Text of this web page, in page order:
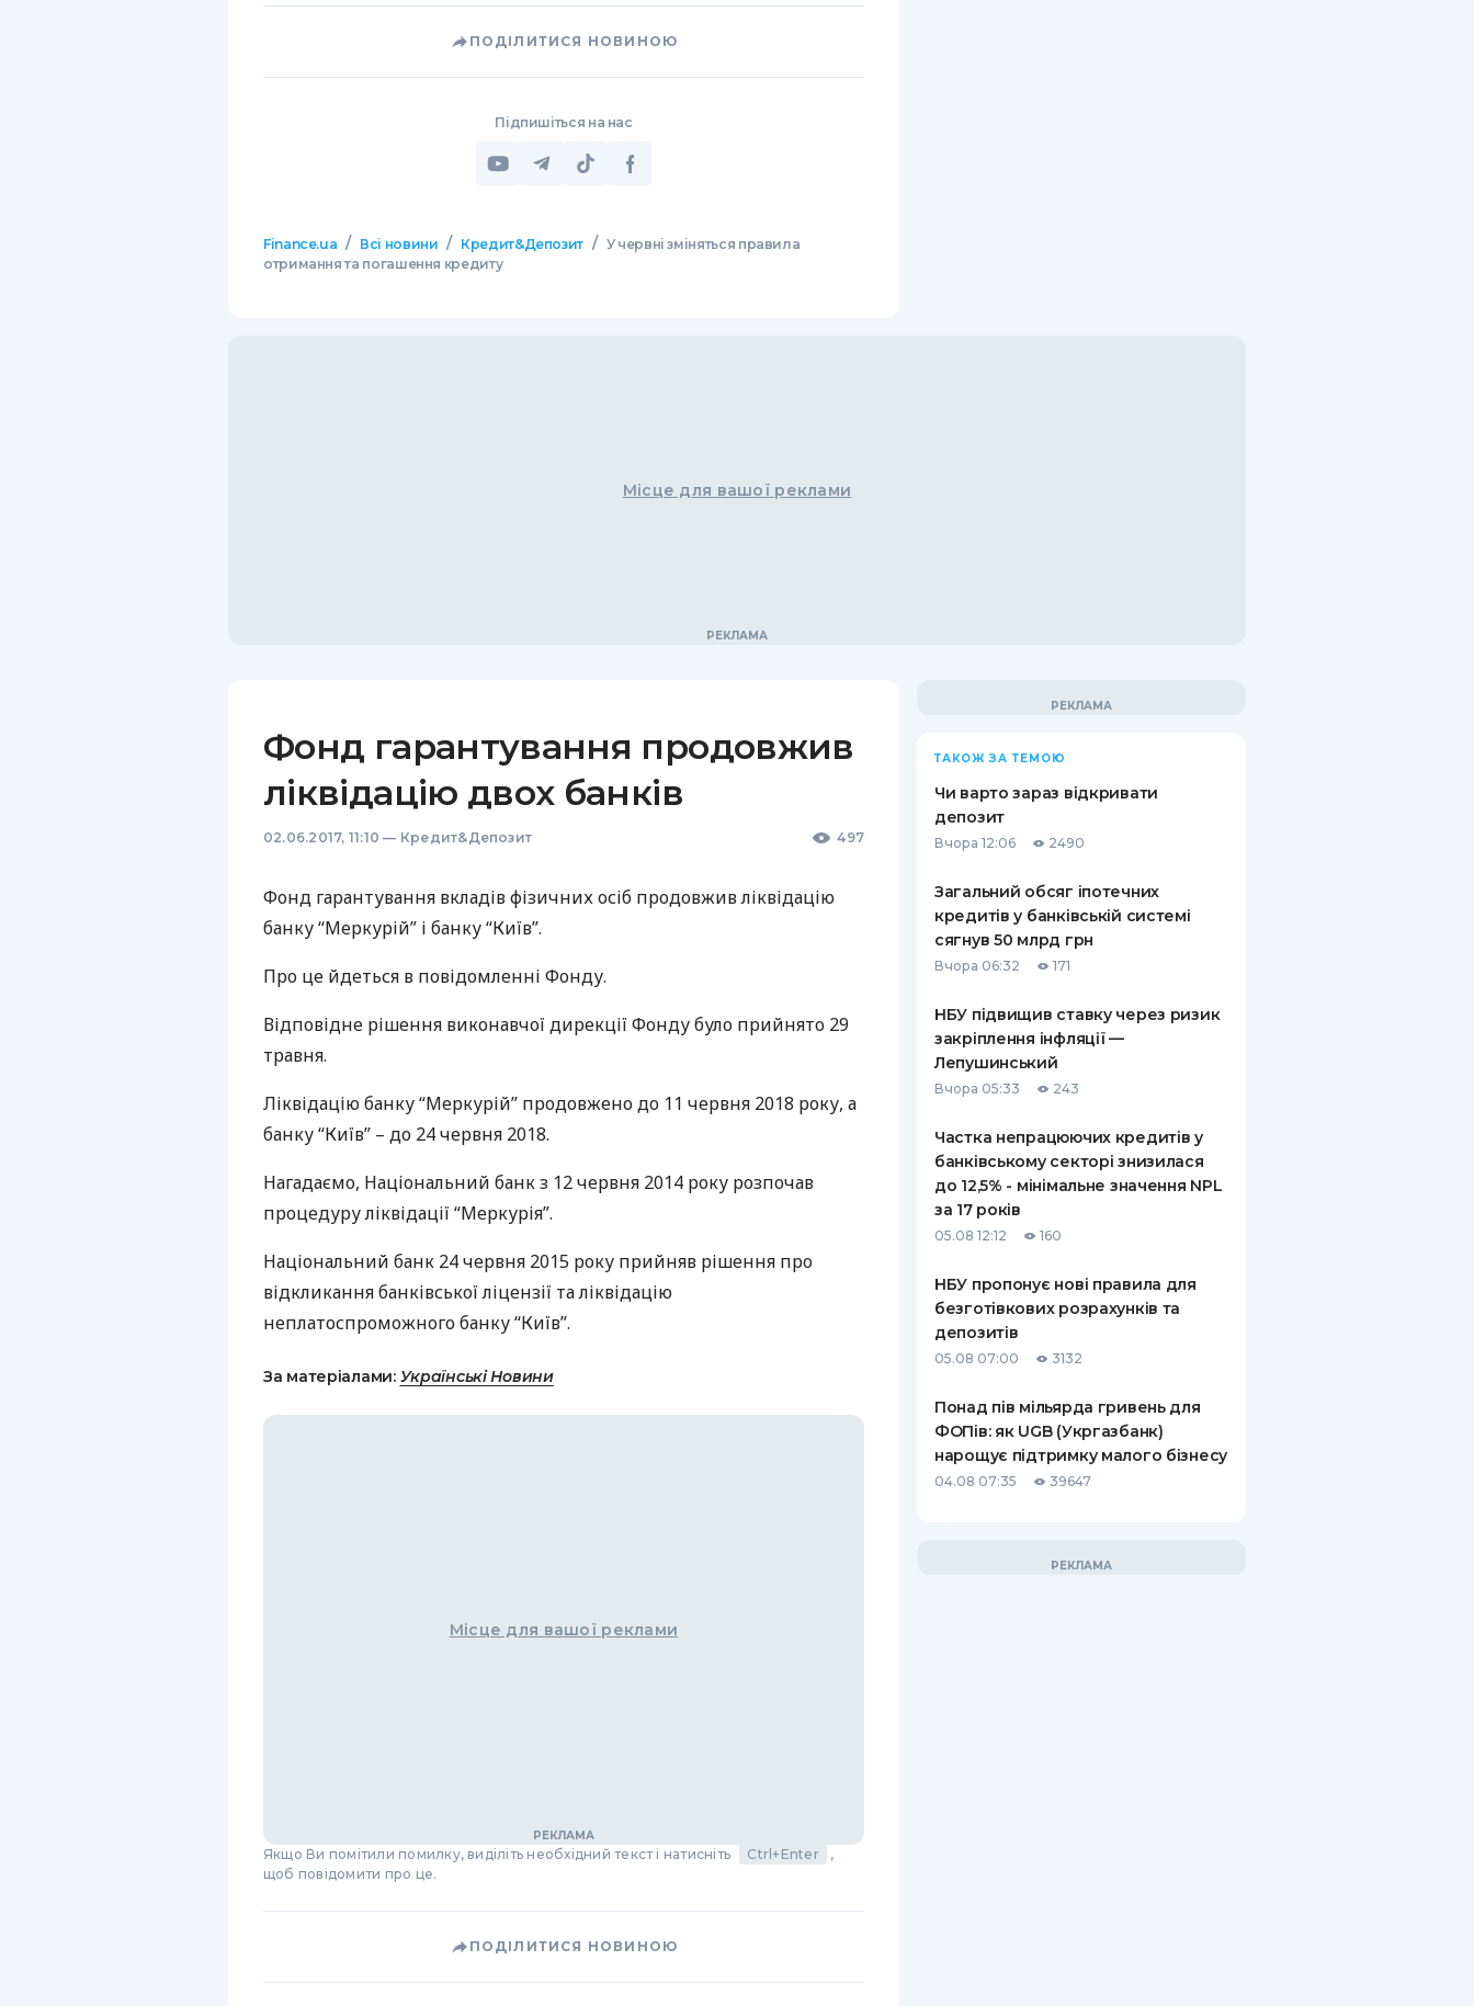
ПОДІЛИТИСЯ НОВИНОЮ
Підпишіться на нас
Finance.ua / Всі новини / Кредит&Депозит / У червні зміняться правила
отримання та погашення кредиту
Місце для вашої реклами
Фонд гарантування продовжив
ліквідацію двох банків
02.06.2017, 11:10 — Кредит&Депозит 497
Фонд гарантування вкладів фізичних осіб продовжив ліквідацію
банку “Меркурій” і банку “Київ”.
Про це йдеться в повідомленні Фонду.
Відповідне рішення виконавчої дирекції Фонду було прийнято 29
травня.
Ліквідацію банку “Меркурій” продовжено до 11 червня 2018 року, а
банку “Київ” – до 24 червня 2018.
Нагадаємо, Національний банк з 12 червня 2014 року розпочав
процедуру ліквідації “Меркурія”.
Національний банк 24 червня 2015 року прийняв рішення про
відкликання банківської ліцензії та ліквідацію
неплатоспроможного банку “Київ”.
За матеріалами: Українські Новини
Місце для вашої реклами
Якщо Ви помітили помилку, виділіть необхідний текст і натисніть Ctrl+Enter
,
щоб повідомити про це.
ПОДІЛИТИСЯ НОВИНОЮ
ТАКОЖ ЗА ТЕМОЮ
Чи варто зараз відкривати
депозит
Вчора 12:06 2490
Загальний обсяг іпотечних
кредитів у банківській системі
сягнув 50 млрд грн
Вчора 06:32 171
НБУ підвищив ставку через ризик
закріплення інфляції —
Лепушинський
Вчора 05:33 243
Частка непрацюючих кредитів у
банківському секторі знизилася
до 12,5% - мінімальне значення NPL
за 17 років
05.08 12:12 160
НБУ пропонує нові правила для
безготівкових розрахунків та
депозитів
05.08 07:00 3132
Понад пів мільярда гривень для
ФОПів: як UGB (Укргазбанк)
нарощує підтримку малого бізнесу
04.08 07:35 39647